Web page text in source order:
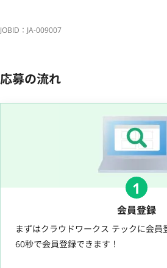
JOBID：JA-009007
応募の流れ
1
会員登録
まずはクラウドワークス テックに会員
60秒で会員登録できます！